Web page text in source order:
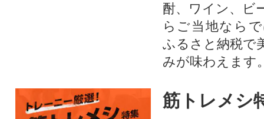
酎、ワイン、ビ
らご当地なら
ふるさと納税で
みが味わえます
筋トレメシ